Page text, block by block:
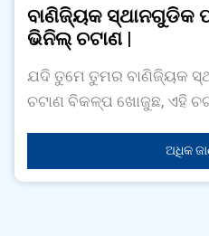
ବାଣିଜ୍ୟିକ ସ୍ଥାନଗୁଡିକ
ଭିନିଲ୍ ଚଟାଣ |
ଯଦି ତୁମେ ତୁମର ବାଣିଜ୍ୟିକ
ଚଟାଣ ବିକଳ୍ପ ଖୋଜୁଛ, ଏହି
ଅଧିକ